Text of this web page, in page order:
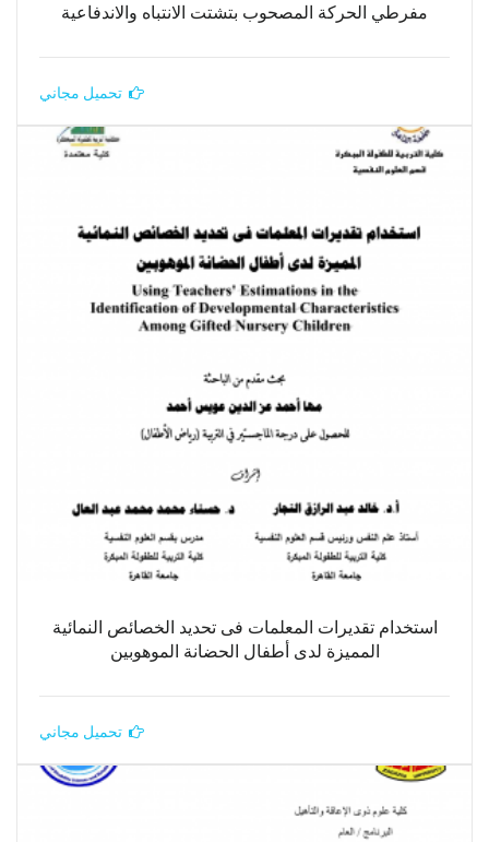
مفرطي الحركة المصحوب بتشتت الانتباه والاندفاعية
تحميل مجاني
استخدام تقديرات المعلمات فى تحديد الخصائص النمائية
المميزة لدى أطفال الحضانة الموهوبين
تحميل مجاني